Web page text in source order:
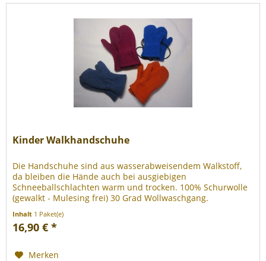
Kinder Walkhandschuhe
Die Handschuhe sind aus wasserabweisendem Walkstoff,
da bleiben die Hände auch bei ausgiebigen
Schneeballschlachten warm und trocken. 100% Schurwolle
(gewalkt - Mulesing frei) 30 Grad Wollwaschgang.
Inhalt 1 Paket(e)
16,90 € *
Merken